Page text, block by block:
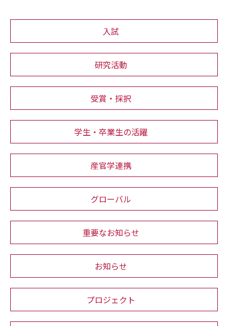
入試
研究活動
受賞・採択
学生・卒業生の活躍
産官学連携
グローバル
重要なお知らせ
お知らせ
プロジェクト